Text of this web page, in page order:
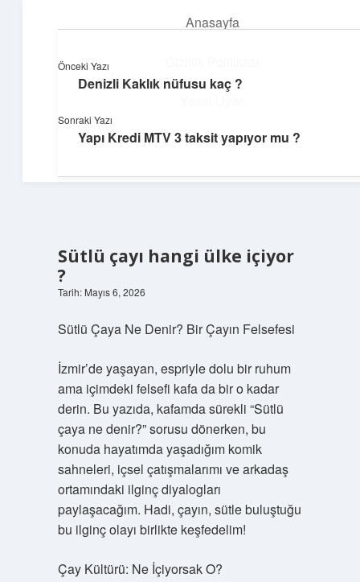
Anasayfa
Hakkımızda
Enerji Dolu Fikirler
Hayatına güç katan neşeli öneriler!
Sütlü çayı hangi ülke içiyor
?
Tarih: Mayıs 6, 2026
Sütlü Çaya Ne Denir? Bir Çayın Felsefesi
İzmir’de yaşayan, espriyle dolu bir ruhum
ama içimdeki felsefi kafa da bir o kadar
derin. Bu yazıda, kafamda sürekli “Sütlü
çaya ne denir?” sorusu dönerken, bu
konuda hayatımda yaşadığım komik
sahneleri, içsel çatışmalarımı ve arkadaş
ortamındaki ilginç diyalogları
paylaşacağım. Hadi, çayın, sütle buluştuğu
bu ilginç olayı birlikte keşfedelim!
Çay Kültürü: Ne İçiyorsak O?
Önceki Yazı
Denizli Kaklık nüfusu kaç ?
Sonraki Yazı
Yapı Kredi MTV 3 taksit yapıyor mu ?